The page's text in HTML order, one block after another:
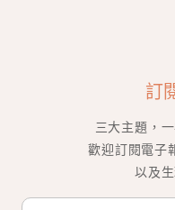
訂
三大主題，
歡迎訂閱電子
以及